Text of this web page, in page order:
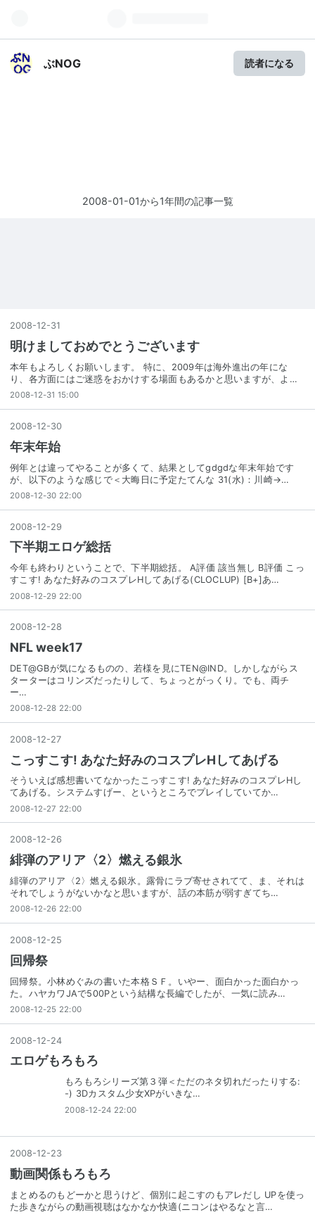
ぶNOG 読者になる
2008-01-01から1年間の記事一覧
2008-12-31
明けましておめでとうございます
本年もよろしくお願いします。 特に、2009年は海外進出の年にな
り、各方面にはご迷惑をおかけする場面もあるかと思いますが、よ…
2008-12-31 15:00
2008-12-30
年末年始
例年とは違ってやることが多くて、結果としてgdgdな年末年始です
が、以下のような感じで＜大晦日に予定たてんな 31(水)：川崎→…
2008-12-30 22:00
2008-12-29
下半期エロゲ総括
今年も終わりということで、下半期総括。 A評価 該当無し B評価 こっ
すこす! あなた好みのコスプレHしてあげる(CLOCLUP) [B+]あ…
2008-12-29 22:00
2008-12-28
NFL week17
DET@GBが気になるものの、若様を見にTEN@IND。しかしながらス
ターターはコリンズだったりして、ちょっとがっくり。でも、両チ
ー…
2008-12-28 22:00
2008-12-27
こっすこす! あなた好みのコスプレHしてあげる
そういえば感想書いてなかったこっすこす! あなた好みのコスプレHし
てあげる。システムすげー、というところでプレイしていてか…
2008-12-27 22:00
2008-12-26
緋弾のアリア〈2〉燃える銀氷
緋弾のアリア〈2〉燃える銀氷。露骨にラブ寄せされてて、ま、それは
それでしょうがないかなと思いますが、話の本筋が弱すぎてち…
2008-12-26 22:00
2008-12-25
回帰祭
回帰祭。小林めぐみの書いた本格ＳＦ。いやー、面白かった面白かっ
た。ハヤカワJAで500Pという結構な長編でしたが、一気に読み…
2008-12-25 22:00
2008-12-24
エロゲもろもろ
もろもろシリーズ第３弾＜ただのネタ切れだったりする:
-) 3Dカスタム少女XPがいきな…
2008-12-24 22:00
2008-12-23
動画関係もろもろ
まとめるのもどーかと思うけど、個別に起こすのもアレだし UPを使っ
た歩きながらの動画視聴はなかなか快適(ニコンはやるなと言…